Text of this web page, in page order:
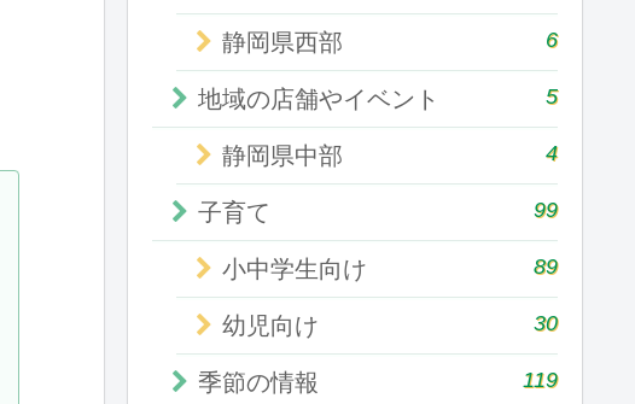
静岡県西部 6
地域の店舗やイベント 5
静岡県中部 4
子育て 99
小中学生向け 89
幼児向け 30
季節の情報 119